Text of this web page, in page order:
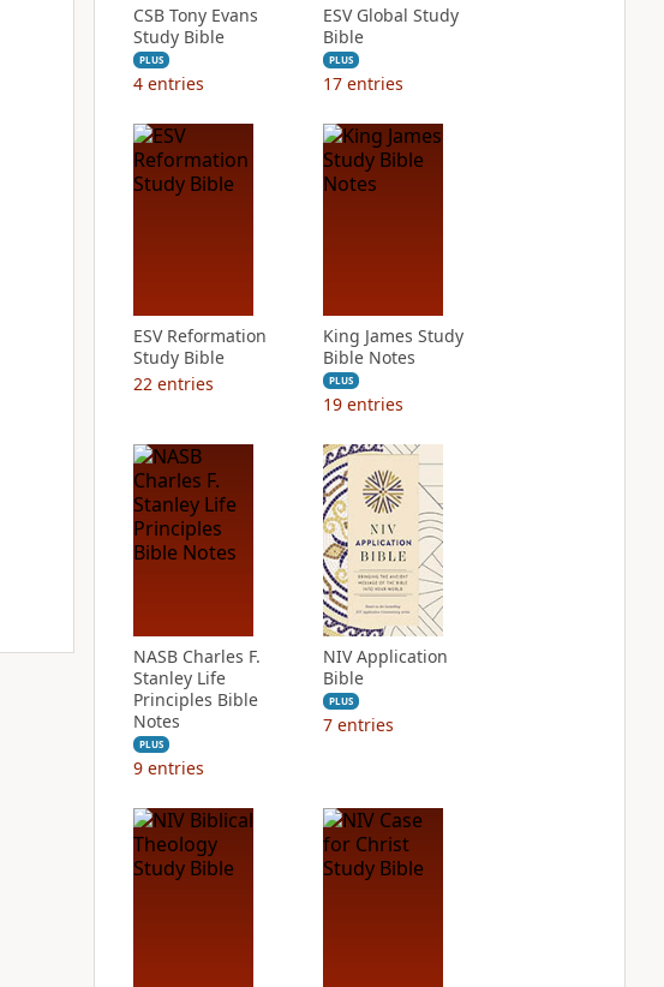
CSB Tony Evans
Study Bible
PLUS
4 entries
ESV Global Study
Bible
PLUS
17 entries
ESV Reformation
Study Bible
22 entries
King James Study
Bible Notes
PLUS
19 entries
NASB Charles F.
Stanley Life
Principles Bible
Notes
PLUS
9 entries
NIV Application
Bible
PLUS
7 entries